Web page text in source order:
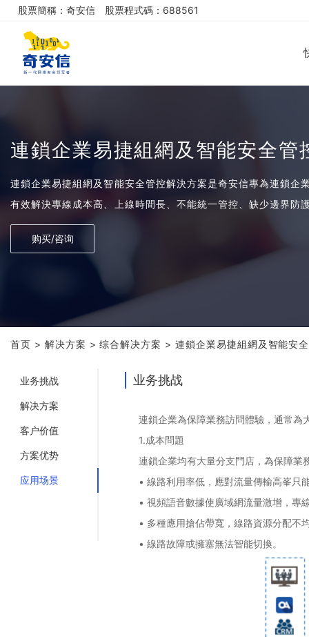
股票簡稱：奇安信 股票程式碼：688561
連鎖企業易捷組網及智能安全管
連鎖企業易捷組網及智能安全管控解決方案是奇安信專為連鎖企
有效解決專線成本高、上線時間長、不能統一管控、缺少邊界防
购买/咨询
首页 > 解决方案 > 综合解决方案 > 連鎖企業易捷組網及智能安
业务挑战
連鎖企業為保障業務訪問體驗，通常為
1.成本問題
連鎖企業均有大量分支門店，為保障業
• 線路利用率低，應對流量傳輸高峯只
• 視頻語音數據使廣域網流量激增，專
• 多種應用搶佔帶寬，線路資源分配不
• 線路故障或擁塞無法智能切換。
业务挑战
解决方案
客户价值
方案优势
应用场景